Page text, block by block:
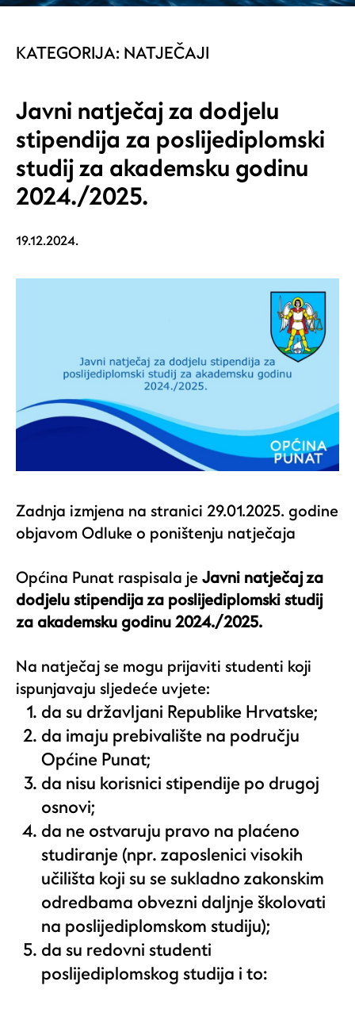
KATEGORIJA: NATJEČAJI
Javni natječaj za dodjelu
stipendija za poslijediplomski
studij za akademsku godinu
2024./2025.
19.12.2024.
Zadnja izmjena na stranici 29.01.2025. godine
objavom Odluke o poništenju natječaja
Općina Punat raspisala je Javni natječaj za
dodjelu stipendija za poslijediplomski studij
za akademsku godinu 2024./2025.
Na natječaj se mogu prijaviti studenti koji
ispunjavaju sljedeće uvjete:
da su državljani Republike Hrvatske;
da imaju prebivalište na području
Općine Punat;
da nisu korisnici stipendije po drugoj
osnovi;
da ne ostvaruju pravo na plaćeno
studiranje (npr. zaposlenici visokih
učilišta koji su se sukladno zakonskim
odredbama obvezni daljnje školovati
na poslijediplomskom studiju);
da su redovni studenti
poslijediplomskog studija i to: